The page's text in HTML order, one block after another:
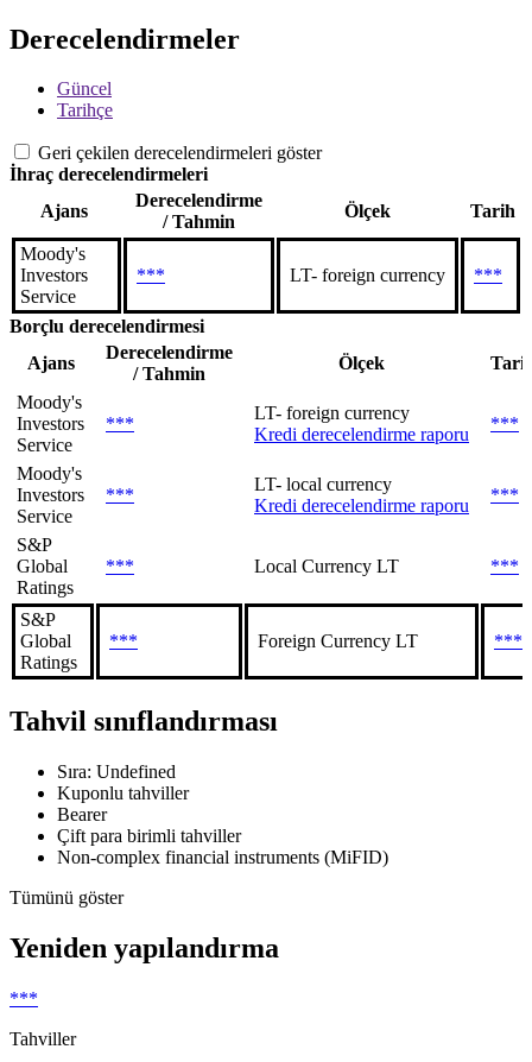
Derecelendirmeler
Güncel
Tarihçe
Geri çekilen derecelendirmeleri göster
İhraç derecelendirmeleri
Ajans
Derecelendirme
/ Tahmin
Ölçek Tarih
Moody's
Investors
Service
*** LT- foreign currency ***
Borçlu derecelendirmesi
Ajans
Derecelendirme
/ Tahmin
Ölçek
Moody's
Investors
Service
***
LT- foreign currency
Kredi derecelendirme raporu
***
Moody's
Investors
Service
***
LT- local currency
Kredi derecelendirme raporu
***
S&P
Global
Ratings
*** Local Currency LT ***
S&P
Global
Ratings
*** Foreign Currency LT ***
Tahvil sınıflandırması
Sıra: Undefined
Kuponlu tahviller
Bearer
Çift para birimli tahviller
Non-complex financial instruments (MiFID)
Tümünü göster
Yeniden yapılandırma
***
Tahviller